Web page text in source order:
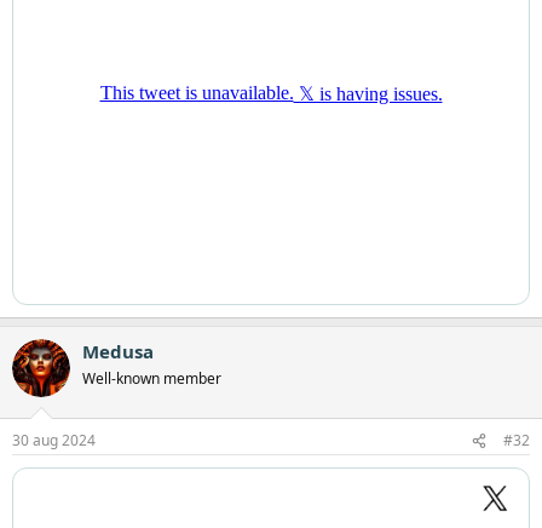
Medusa
Well-known member
30 aug 2024 #32